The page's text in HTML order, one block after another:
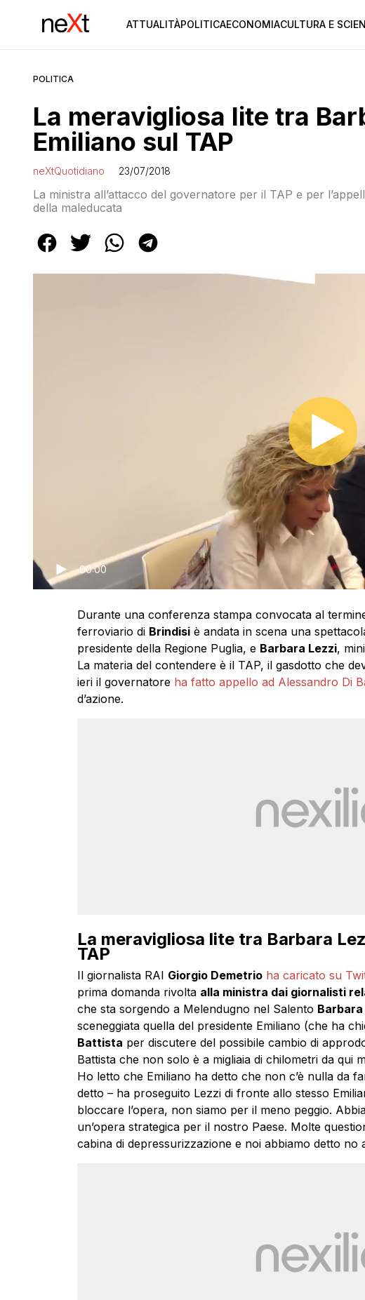
ATTUALITÀPOLITICAECONOMIACULTURA E
POLITICA
La meravigliosa lite tra
Emiliano sul TAP
neXtQuotidiano 23/07/2018
La ministra all’attacco del governatore per il TAP e per
della maleducata
00:00
Durante una conferenza stampa convocata al
ferroviario di Brindisiè andata in scena una
presidente della Regione Puglia, e Barbara Lezzi,
La materia del contendere è il TAP, il gasdotto che
ieri il governatore ha fatto appello ad Alessandro Di
d’azione.
La meravigliosa lite tra Barbara
TAP
Il giornalista RAI Giorgio Demetrio ha caricato su
prima domanda rivolta alla ministra dai giornalisti
che sta sorgendo a Melendugno nel Salento Barbara
sceneggiata quella del presidente Emiliano (che ha
Battista per discutere del possibile cambio di
Battista che non solo è a migliaia di chilometri da qui
Ho letto che Emiliano ha detto che non c’è nulla da
detto – ha proseguito Lezzi di fronte allo stesso
bloccare l’opera, non siamo per il meno peggio.
un’opera strategica per il nostro Paese. Molte
cabina di depressurizzazione e noi abbiamo detto no